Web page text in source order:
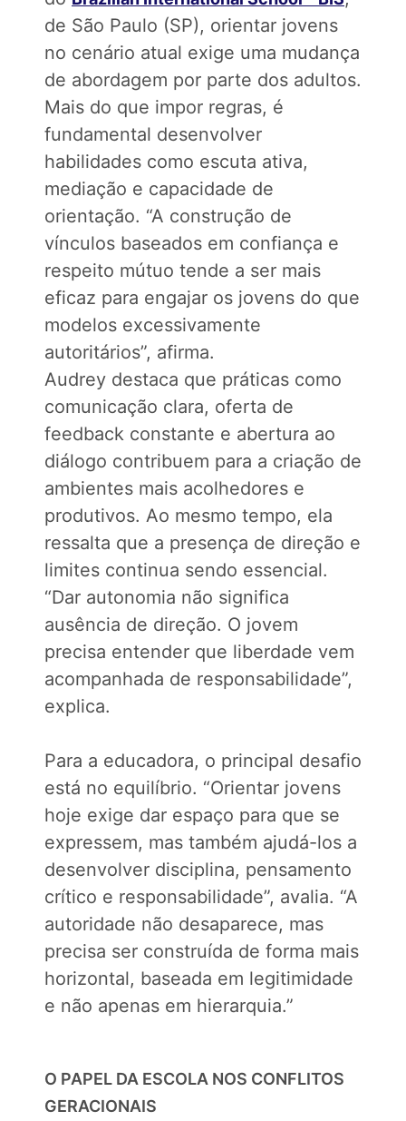
de São Paulo (SP), orientar jovens
no cenário atual exige uma mudança
de abordagem por parte dos adultos.
Mais do que impor regras, é
fundamental desenvolver
habilidades como escuta ativa,
mediação e capacidade de
orientação. “A construção de
vínculos baseados em confiança e
respeito mútuo tende a ser mais
eficaz para engajar os jovens do que
modelos excessivamente
autoritários”, afirma.
Audrey destaca que práticas como
comunicação clara, oferta de
feedback constante e abertura ao
diálogo contribuem para a criação de
ambientes mais acolhedores e
produtivos. Ao mesmo tempo, ela
ressalta que a presença de direção e
limites continua sendo essencial.
“Dar autonomia não significa
ausência de direção. O jovem
precisa entender que liberdade vem
acompanhada de responsabilidade”,
explica.
Para a educadora, o principal desafio
está no equilíbrio. “Orientar jovens
hoje exige dar espaço para que se
expressem, mas também ajudá-los a
desenvolver disciplina, pensamento
crítico e responsabilidade”, avalia. “A
autoridade não desaparece, mas
precisa ser construída de forma mais
horizontal, baseada em legitimidade
e não apenas em hierarquia.”
O PAPEL DA ESCOLA NOS CONFLITOS
GERACIONAIS